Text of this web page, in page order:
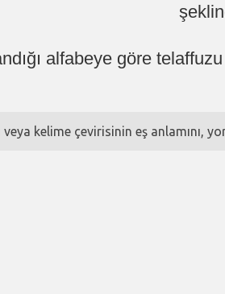
alfabeye göre telaffuzu
kelime çevirisinin eş anlamını,